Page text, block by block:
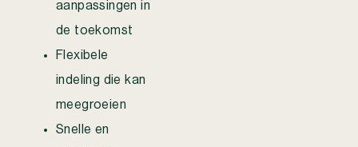
aanpassingen in
de toekomst
Flexibele
indeling die kan
meegroeien
Snelle en